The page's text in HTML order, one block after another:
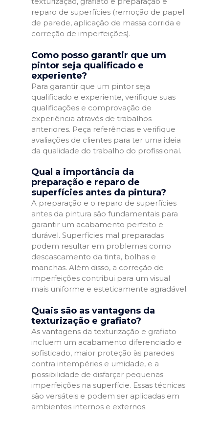
reparo de superfícies (remoção de papel
de parede, aplicação de massa corrida e
correção de imperfeições).
Como posso garantir que um
pintor seja qualificado e
experiente?
Para garantir que um pintor seja
qualificado e experiente, verifique suas
qualificações e comprovação de
experiência através de trabalhos
anteriores. Peça referências e verifique
avaliações de clientes para ter uma ideia
da qualidade do trabalho do profissional.
Qual a importância da
preparação e reparo de
superfícies antes da pintura?
A preparação e o reparo de superfícies
antes da pintura são fundamentais para
garantir um acabamento perfeito e
durável. Superfícies mal preparadas
podem resultar em problemas como
descascamento da tinta, bolhas e
manchas. Além disso, a correção de
imperfeições contribui para um visual
mais uniforme e esteticamente agradável.
Quais são as vantagens da
texturização e grafiato?
As vantagens da texturização e grafiato
incluem um acabamento diferenciado e
sofisticado, maior proteção às paredes
contra intempéries e umidade, e a
possibilidade de disfarçar pequenas
imperfeições na superfície. Essas técnicas
são versáteis e podem ser aplicadas em
ambientes internos e externos.